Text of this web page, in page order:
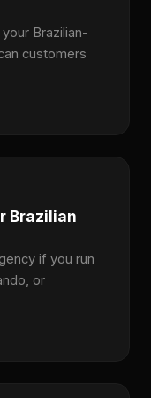
Brazilian-
customers
Brazilian
if you run
or